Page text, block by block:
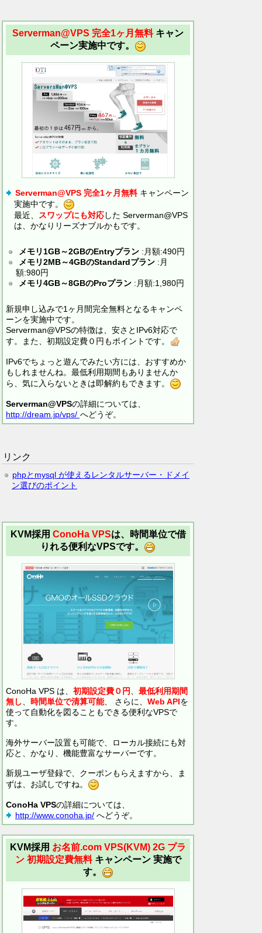
Serverman@VPS 完全1ヶ月無料キャン
ペーン実施中です。
Serverman@VPS 完全1ヶ月無料キャンペーン
実施中です。
最近、
スワップにも対応した Serverman@VPS
は、かなりリーズナブルかもです。
メモリ1GB～2GBのEntryプラン :月額:490円
メモリ2MB～4GBのStandardプラン :月
額:980円
メモリ4GB～8GBのProプラン :月額:1,980円
新規申し込みで1ヶ月間完全無料となるキャンペ
ーンを実施中です。
Serverman@VPSの特徴は、安さとIPv6対応で
す。また、初期設定費０円もポイントです。
IPv6でちょっと遊んでみたい方には、おすすめか
もしれませんね。最低利用期間もありませんか
ら、気に入らないときは即解約もできます。
Serverman@VPSの詳細については、
http://dream.jp/vps/ へどうぞ。
リンク
phpとmysql が使えるレンタルサーバー・ドメイ
ン選びのポイント
KVM採用 ConoHa VPSは、時間単位で借
りれる便利なVPSです。
ConoHa VPS は、 初期設定費０円
最低利用期間
無し
時間単位で清算可能、 さらに、 Web APIを
使って自動化を図ることもできる便利なVPSで
す。
海外サーバー設置も可能で、ローカル接続にも対
応と、かなり、機能豊富なサーバーです。
新規ユーザ登録で、クーポンもらえますから、ま
ずは、お試しですね。
ConoHa VPSの詳細については、
http://www.conoha.jp/ へどうぞ。
KVM採用 お名前.com VPS(KVM) 2G プラ
ン 初期設定費無料 キャンペーン 実施で
す。